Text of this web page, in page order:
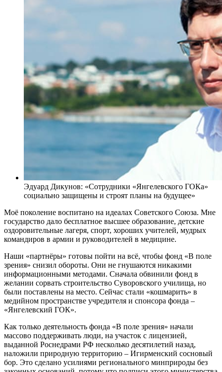
Эдуард Дикунов: «Сотрудники «Янгелевского ГОКа»
социально защищены и строят планы на будущее»
Моё поколение воспитано на идеалах Советского Союза. Мне
государство дало бесплатное высшее образование, детские
оздоровительные лагеря, спорт, хороших учителей, мудрых
командиров в армии и руководителей в медицине.
Наши «партнёры» готовы пойти на всё, чтобы фонд «В поле
зрения» снизил обороты. Они не гнушаются никакими
информационными методами. Сначала обвинили фонд в
желании сорвать строительство Суворовского училища, но
были поставлены на место. Сейчас стали «кошмарить» в
медийном пространстве учредителя и спонсора фонда –
«Янгелевский ГОК».
Как только деятельность фонда «В поле зрения» начали
массово поддерживать люди, на участок с лицензией,
выданной Роснедрами РФ несколько десятилетий назад,
наложили природную территорию – Игирменский сосновый
бор. Это сделано усилиями регионального минприроды без